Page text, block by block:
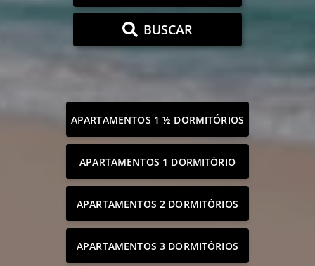
BUSCAR
APARTAMENTOS 1 ½ DORMITÓRIOS
APARTAMENTOS 1 DORMITÓRIO
APARTAMENTOS 2 DORMITÓRIOS
APARTAMENTOS 3 DORMITÓRIOS